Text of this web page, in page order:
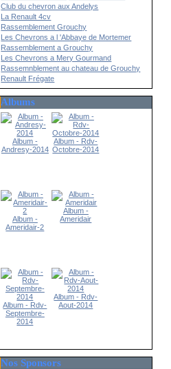
Club du chevron aux Andelys
La Renault 4cv
Rassemblement Grouchy
Les Chevrons a l 'Abbaye de Mortemer
Rassemblement a Grouchy
Les Chevrons a Mery Gourmand
Rassemnblement au chateau de Grouchy
Renault Frégate
Albums
Album -
Andresy-2014
Album - Rdv-
Octobre-2014
Album -
Ameridair-2
Album -
Ameridair
Album - Rdv-
Septembre-
2014
Album - Rdv-
Aout-2014
Nos Sponsors